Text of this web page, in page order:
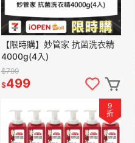
【限時購】妙管家 抗菌洗衣精
4000g(4入)
$799
$499
9
折